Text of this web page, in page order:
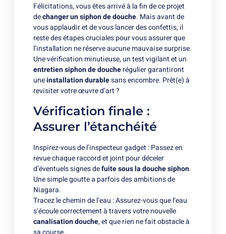
Félicitations, vous êtes arrivé à la fin de ce projet
dechanger un siphon de douche. Mais avant de
vous applaudir et de vous lancer des confettis, il
reste des étapes cruciales pour vous assurer que
l’installation ne réserve aucune mauvaise surprise.
Une vérification minutieuse, un test vigilant et un
entretien siphon de doucherégulier garantiront
uneinstallation durablesans encombre. Prêt(e) à
revisiter votre œuvre d’art ?
Vérification finale :
Assurer l’étanchéité
Inspirez-vous de l’inspecteur gadget : Passez en
revue chaque raccord et joint pour déceler
d’éventuels signes defuite sous la douche siphon.
Une simple goutte a parfois des ambitions de
Niagara.
Tracez le chemin de l’eau : Assurez-vous que l’eau
s’écoule correctement à travers votre nouvelle
canalisation douche, et que rien ne fait obstacle à